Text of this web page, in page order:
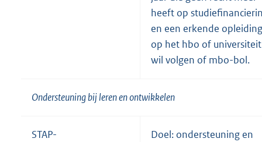
heeft op
en een erkende opleiding
op het hbo of universiteit
wil volgen of mbo-bol.
Ondersteuning bij leren en ontwikkelen
STAP-
Doel: ondersteuning en